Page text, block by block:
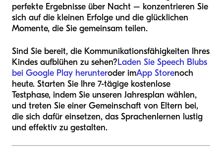
perfekte Ergebnisse über Nacht – konzentrieren Sie
sich auf die kleinen Erfolge und die glücklichen
Momente, die Sie gemeinsam teilen.
Sind Sie bereit, die Kommunikationsfähigkeiten Ihres
Kindes aufblühen zu sehen?Laden Sie Speech Blubs
bei Google Play herunteroder imApp Storenoch
heute. Starten Sie Ihre 7-tägige kostenlose
Testphase, indem Sie unseren Jahresplan wählen,
und treten Sie einer Gemeinschaft von Eltern bei,
die sich dafür einsetzen, das Sprachenlernen lustig
und effektiv zu gestalten.